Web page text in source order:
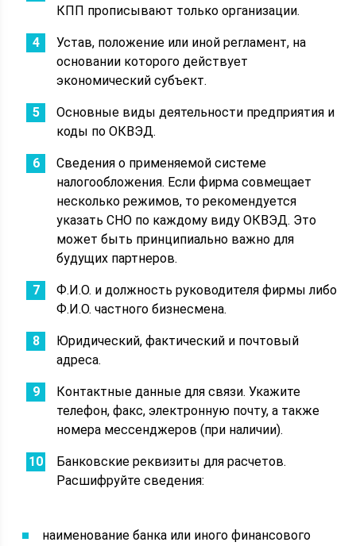
КПП прописывают только организации.
Устав, положение или иной регламент, на
основании которого действует
экономический субъект.
Основные виды деятельности предприятия и
коды по ОКВЭД.
Сведения о применяемой системе
налогообложения. Если фирма совмещает
несколько режимов, то рекомендуется
указать СНО по каждому виду ОКВЭД. Это
может быть принципиально важно для
будущих партнеров.
Ф.И.О. и должность руководителя фирмы либо
Ф.И.О. частного бизнесмена.
Юридический, фактический и почтовый
адреса.
Контактные данные для связи. Укажите
телефон, факс, электронную почту, а также
номера мессенджеров (при наличии).
Банковские реквизиты для расчетов.
Расшифруйте сведения:
наименование банка или иного финансового